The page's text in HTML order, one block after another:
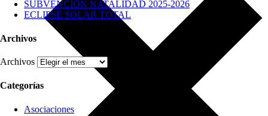
SUBVENCIÓN NATALIDAD 2025-2026
ECLIPSE SOLAR TOTAL
Archivos
Archivos
Categorías
Asociaciones